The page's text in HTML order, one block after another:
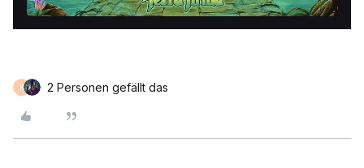
K 2 Personen gefällt das